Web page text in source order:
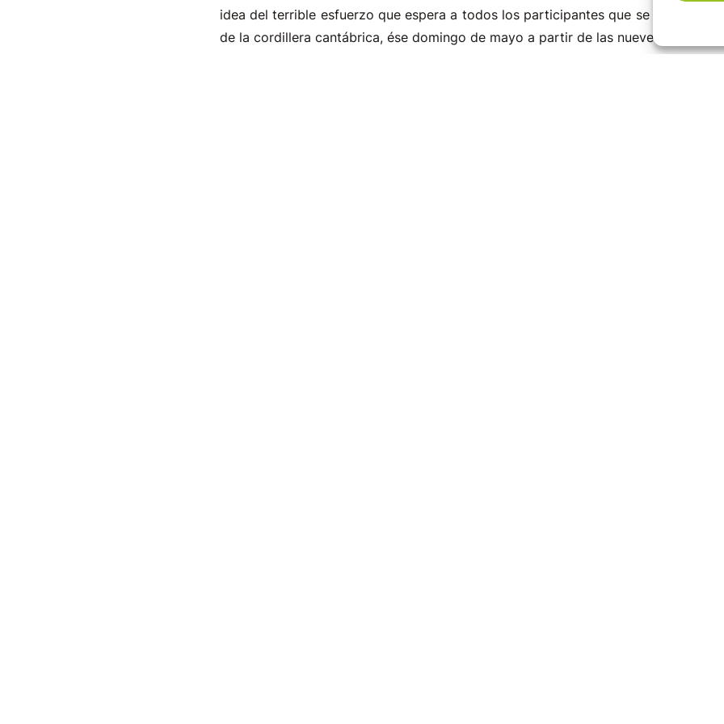
idea del terrible esfuerzo que espera a todos los participantes que se atrevan a
de la cordillera cantábrica, ése domingo de mayo a partir de las nueve de la